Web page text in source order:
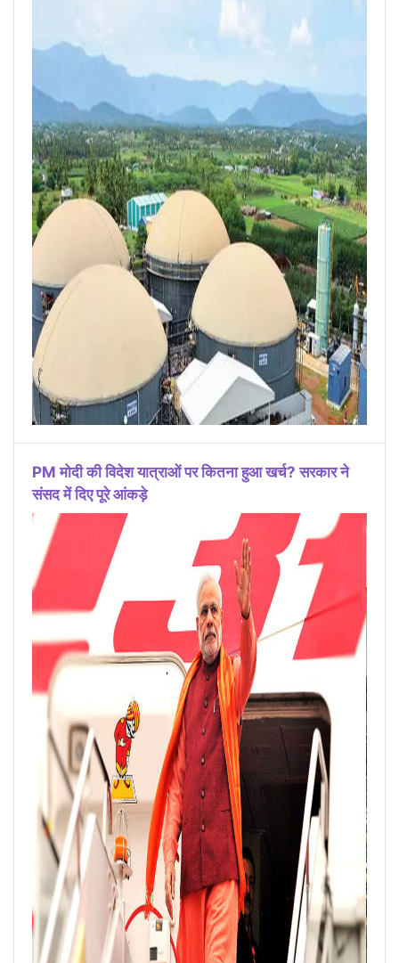
PM मोदी की विदेश यात्राओं पर कितना हुआ खर्च? सरकार ने
संसद में दिए पूरे आंकड़े